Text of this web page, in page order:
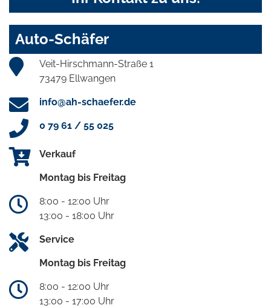
Auto-Schäfer
Veit-Hirschmann-Straße 1
73479 Ellwangen
info@ah-schaefer.de
0 79 61 / 55 025
Verkauf
Montag bis Freitag
8:00 - 12:00 Uhr
13:00 - 18:00 Uhr
Service
Montag bis Freitag
8:00 - 12:00 Uhr
13:00 - 17:00 Uhr